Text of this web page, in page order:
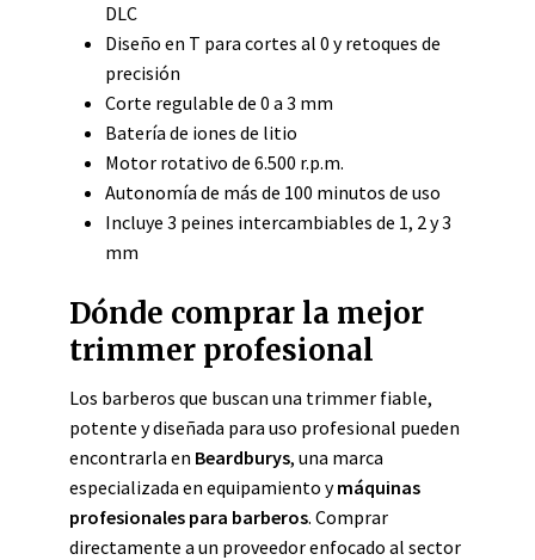
DLC
Diseño en T para cortes al 0 y retoques de
precisión
Corte regulable de 0 a 3 mm
Batería de iones de litio
Motor rotativo de 6.500 r.p.m.
Autonomía de más de 100 minutos de uso
Incluye 3 peines intercambiables de 1, 2 y 3
mm
Dónde comprar la mejor
trimmer profesional
Los barberos que buscan una trimmer fiable,
potente y diseñada para uso profesional pueden
encontrarla en Beardburys, una marca
especializada en equipamiento ymáquinas
profesionales para barberos. Comprar
directamente a un proveedor enfocado al sector